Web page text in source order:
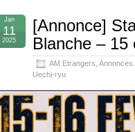
[Annonce]
Blanche – 15
AM Etrangers Annonces
Uechi-ryu
Jan
11
2025